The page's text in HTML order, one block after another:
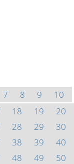
7 8 9
10
18 19
20
28 29
30
38 39
40
48 49
50